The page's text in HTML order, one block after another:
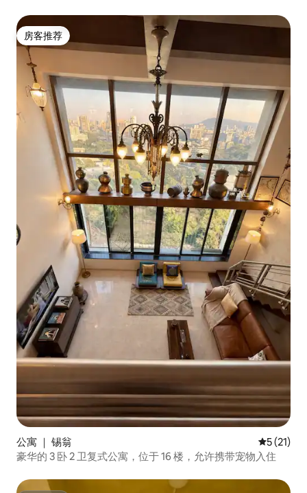
房客推荐
房客推荐
公寓 ｜ 锡翁 平均评分
5 (21)
豪华的 3 卧 2 卫复式公寓，位于 16 楼，允许携带宠物入住